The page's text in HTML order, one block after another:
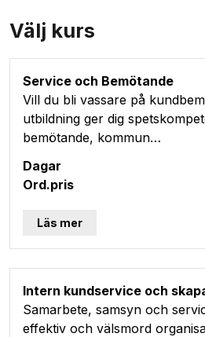
Välj kurs
Service och Bemötande
Vill du bli vassare på
utbildning ger dig
bemötande, kommun…
Läs mer
Intern kundservice och
Samarbete, samsyn och
effektiv och välsmord